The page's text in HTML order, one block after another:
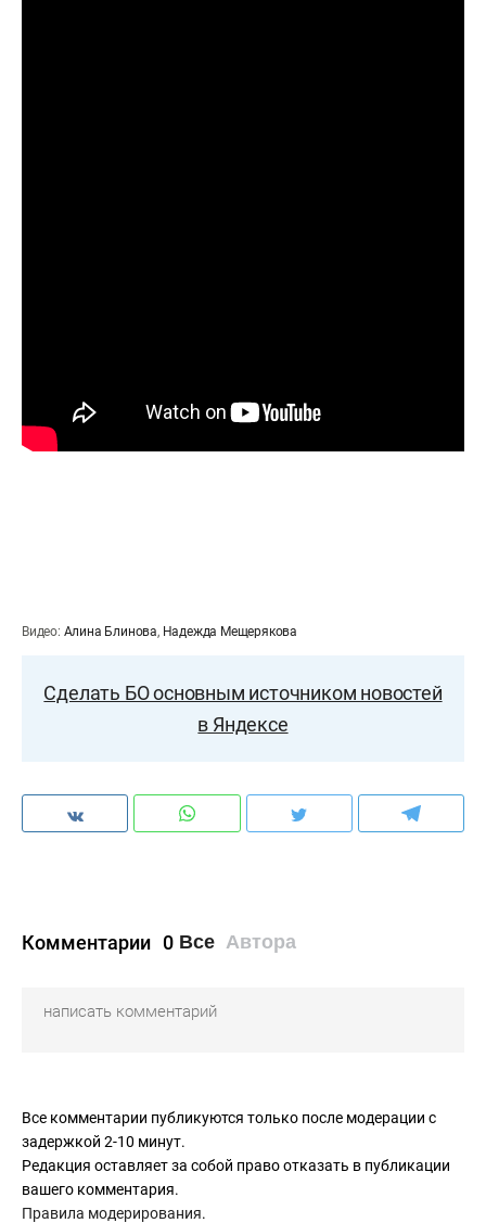
Видео: Алина Блинова, Надежда Мещерякова
Сделать БО основным источником новостей
в Яндексе
Комментарии 0 Все Автора
Все комментарии публикуются только после модерации с
задержкой 2-10 минут.
Редакция оставляет за собой право отказать в публикации
вашего комментария.
Правила модерирования.